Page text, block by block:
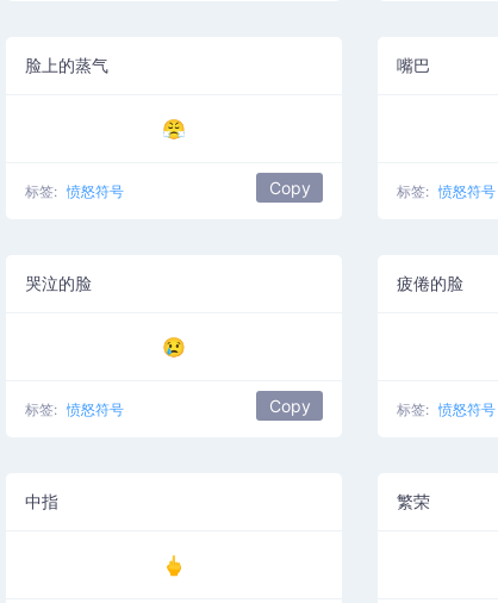
脸上的蒸气
😤
标签: 愤怒符号 Copy
嘴巴
标签: 愤怒符号
哭泣的脸
😢
标签: 愤怒符号 Copy
疲倦的脸
标签: 愤怒符号
中指
🖕
繁荣